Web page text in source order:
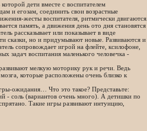
дети вместе с воспитателем
и егозам, соединить свои возрастные
жесты воспитателя, ритмически двигаются.
память, а движения день ото дня становятся
рассказывает или показывает в виде
сказки, но и придумывают новые. Развиваются и
сопровождает игрой на флейте, ксилофоне,
задач воспитания маленького человечка -
мелкую моторику рук и речи. Ведь
которые расположены очень близко к
ожидания… Что это такое? Представьте:
- соль (вариантов очень много). А детишки по
Такие игры развивают интуицию,